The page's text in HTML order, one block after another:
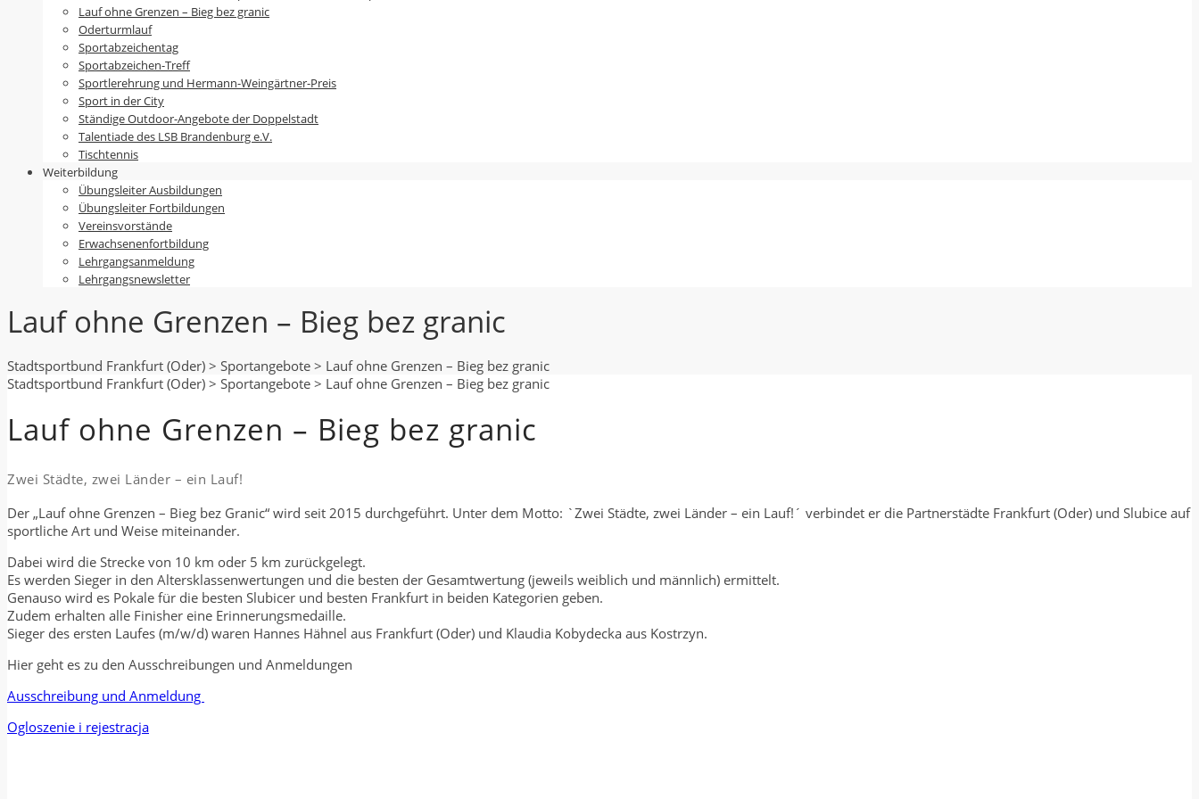
Lauf ohne Grenzen – Bieg bez granic
Oderturmlauf
Sportabzeichentag
Sportabzeichen-Treff
Sportlerehrung und Hermann-Weingärtner-Preis
Sport in der City
Ständige Outdoor-Angebote der Doppelstadt
Talentiade des LSB Brandenburg e.V.
Tischtennis
Weiterbildung
Übungsleiter Ausbildungen
Übungsleiter Fortbildungen
Vereinsvorstände
Erwachsenenfortbildung
Lehrgangsanmeldung
Lehrgangsnewsletter
Lauf ohne Grenzen – Bieg bez granic
Stadtsportbund Frankfurt (Oder) > Sportangebote > Lauf ohne Grenzen – Bieg bez granic
Stadtsportbund Frankfurt (Oder) > Sportangebote > Lauf ohne Grenzen – Bieg bez granic
Lauf ohne Grenzen – Bieg bez granic
Zwei Städte, zwei Länder – ein Lauf!
Der „Lauf ohne Grenzen – Bieg bez Granic“ wird seit 2015 durchgeführt. Unter dem Motto: `Zwei Städte, zwei Länder – ein Lauf!´ verbindet er die Partnerstädte Frankfurt (Oder) und Slubice auf
sportliche Art und Weise miteinander.
Dabei wird die Strecke von 10 km oder 5 km zurückgelegt.
Es werden Sieger in den Altersklassenwertungen und die besten der Gesamtwertung (jeweils weiblich und männlich) ermittelt.
Genauso wird es Pokale für die besten Slubicer und besten Frankfurt in beiden Kategorien geben.
Zudem erhalten alle Finisher eine Erinnerungsmedaille.
Sieger des ersten Laufes (m/w/d) waren Hannes Hähnel aus Frankfurt (Oder) und Klaudia Kobydecka aus Kostrzyn.
Hier geht es zu den Ausschreibungen und Anmeldungen
Ausschreibung und Anmeldung
Ogloszenie i rejestracja